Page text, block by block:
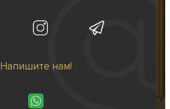
Напишите нам!